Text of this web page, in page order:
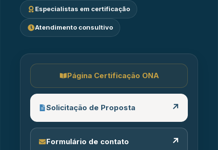
Especialistas em certificação
Atendimento consultivo
Página Certificação ONA
Solicitação de Proposta ↗
Formulário de contato ↗